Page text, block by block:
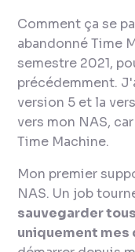
Comment ça se
abandonné Time
semestre 2021,
précédemment.
version 5 et la
vers mon NAS,
Time Machine.
Mon premier
NAS. Un job
sauvegarder
uniquement mes